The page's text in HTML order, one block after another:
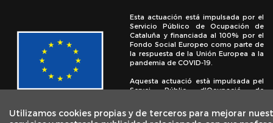
Utilizamos cookies propias y de terceros para mejorar
Esta actuación está impulsada por el
Servicio Público de Ocupación de
Cataluña y financiada al 100% por el
Fondo Social Europeo como parte de
la respuesta de la Unión Europea a la
pandemia de COVID-19.
Aquesta actuació està impulsada pel
Servei Públic d'Ocupació de
Fons Social Europeu com a part de la
resposta de la Unió Europea a la